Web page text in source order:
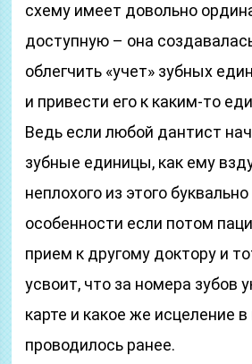
схему имеет довольно
доступную – она
облегчить «учет» зубных
и привести его к каким-то
Ведь если любой дантист
зубные единицы, как ему
неплохого из этого
особенности если потом
прием к другому доктору и
усвоит, что за номера зубов
карте и какое же исцеление в
проводилось ранее.